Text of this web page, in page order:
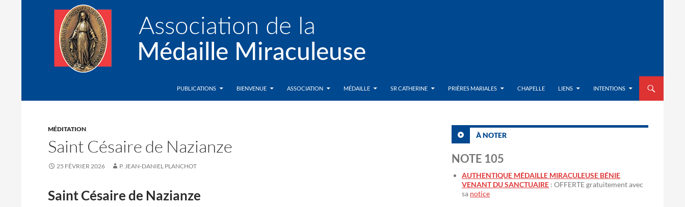
Association de la Médaille MiraculeusePUBLICATIONS
BIENVENUE ASSOCIATION MÉDAILLE SR CATHERINE PRIÈRES MARIALES CHAPELLE LIENS INTENTIONS
MÉDITATION
Saint Césaire de Nazianze
25 FÉVRIER 2026 P. JEAN-DANIEL PLANCHOT
Saint Césaire de Nazianze
À NOTER
NOTE 105
AUTHENTIQUE MÉDAILLE MIRACULEUSE BÉNIE
VENANT DU SANCTUAIRE : OFFERTE gratuitement avec
sa notice